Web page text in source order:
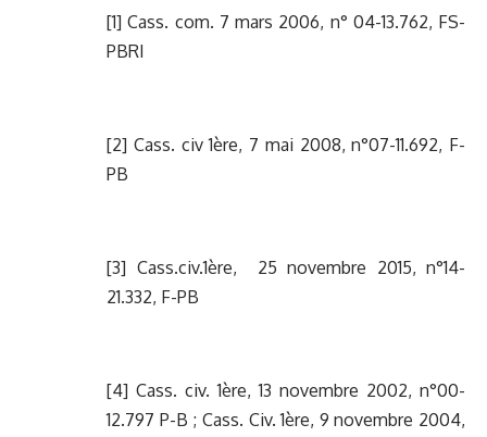
[1] Cass. com. 7 mars 2006, n° 04-13.762, FS-
PBRI
[2] Cass. civ 1ère, 7 mai 2008, n°07-11.692, F-
PB
[3] Cass.civ.1ère, 25 novembre 2015, n°14-
21.332, F-PB
[4] Cass. civ. 1ère, 13 novembre 2002, n°00-
12.797 P-B ; Cass. Civ. 1ère, 9 novembre 2004,